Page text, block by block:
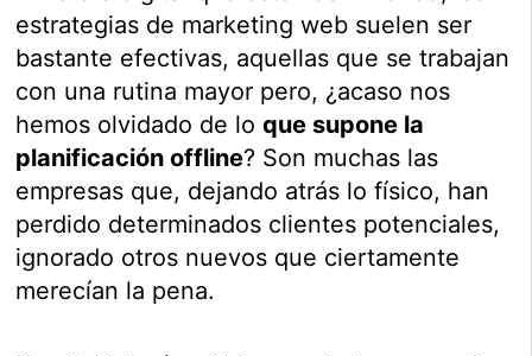
estrategias de marketing web suelen ser
bastante efectivas, aquellas que se trabajan
con una rutina mayor pero, ¿acaso nos
hemos olvidado de loque supone la
planificación offline? Son muchas las
empresas que, dejando atrás lo físico, han
perdido determinados clientes potenciales,
ignorado otros nuevos que ciertamente
merecían la pena.